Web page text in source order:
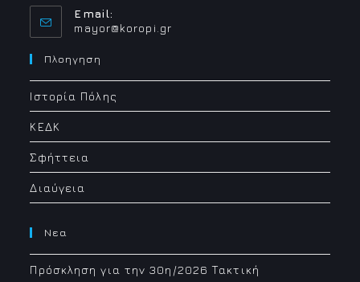
Email:
mayor@koropi.grOpens
Πλοηγηση
Ιστορία Πόλης
ΚΕΔΚ
Σφήττεια
Διαύγεια
Νεα
Πρόσκληση για την 30η/2026 Τακτική